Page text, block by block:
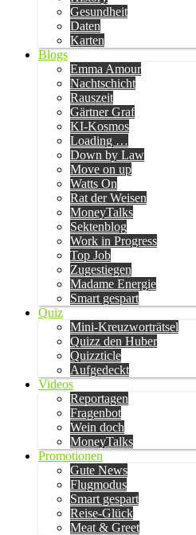
Gesundheit
Daten
Karten
Blogs
Emma Amour
Nachtschicht
Rauszeit
Gärtner Graf
KI-Kosmos
Loading …
Down by Law
Move on up
Watts On
Rat der Weisen
MoneyTalks
Sektenblog
Work in Progress
Top Job
Zugestiegen
Madame Energie
Smart gespart
Quiz
Mini-Kreuzworträtsel
Quizz den Huber
Quizzticle
Aufgedeckt
Videos
Reportagen
Fragenbot
Wein doch
MoneyTalks
Promotionen
Gute News
Flugmodus
Smart gespart
Reise-Glück
Meat & Greet